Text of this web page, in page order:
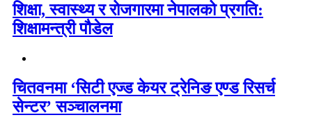
शिक्षा, स्वास्थ्य र रोजगारमा नेपालको प्रगति:
शिक्षामन्त्री पौडेल
चितवनमा ‘सिटी एज्ड केयर ट्रेनिङ एण्ड रिसर्च
सेन्टर’ सञ्चालनमा